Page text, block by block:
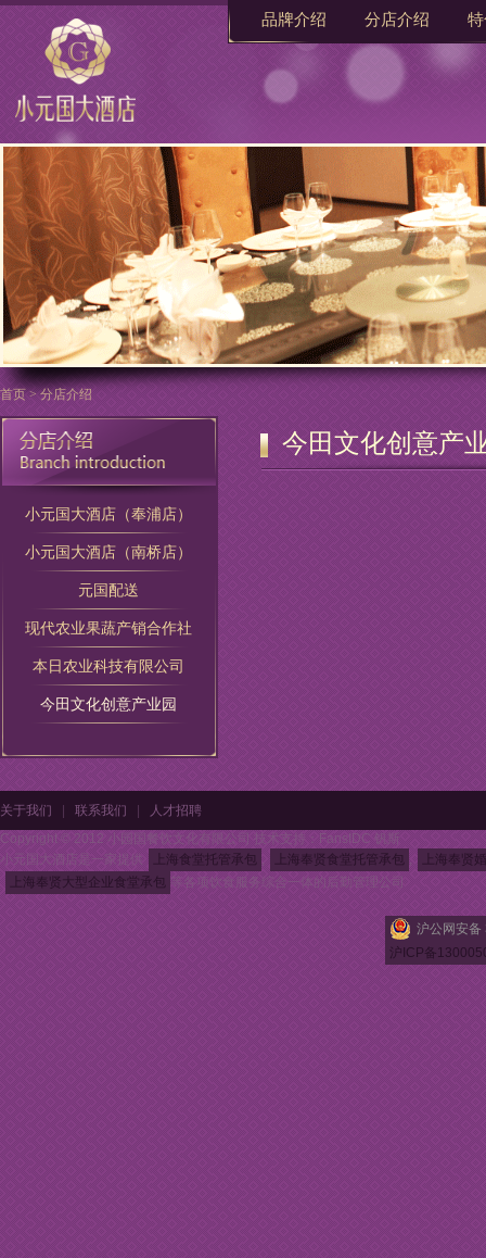
品牌介绍 分店介绍
首页>分店介绍
小元国大酒店（奉浦店）
小元国大酒店（南桥店）
元国配送
现代农业果蔬产销合作社
本日农业科技有限公司
今田文化创意产业园
今田文化创意产
关于我们 联系我们
人才招聘
Copyright © 2012 小园国餐饮文化有限公司 技术支持：FansIDC 钒斯
小元国大酒店是一家提供
上海食堂托管承包 , 上海奉贤食堂托管承包 ,
上海奉贤
上海奉贤大型企业食堂承包 等各项饮食服务综合一体的后勤管理公司
沪公网安
沪ICP备